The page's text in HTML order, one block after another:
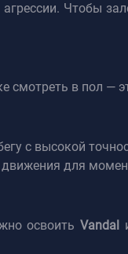
Чтобы
смотреть в пол —
с высокой
для
освоитьVandal